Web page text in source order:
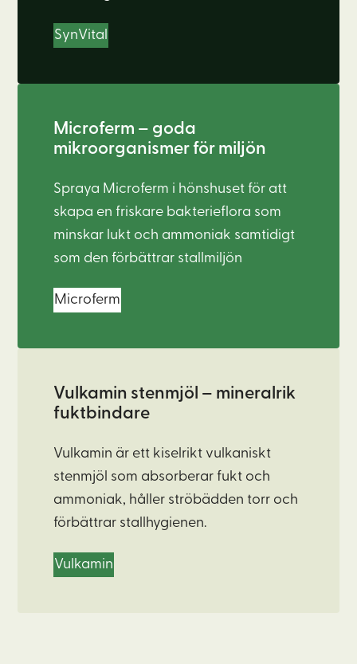
SynVital
Microferm – goda
mikroorganismer för miljön
Spraya Microferm i hönshuset för att
skapa en friskare bakterieflora som
minskar lukt och ammoniak samtidigt
som den förbättrar stallmiljön
Microferm
Vulkamin stenmjöl – mineralrik
fuktbindare
Vulkamin är ett kiselrikt vulkaniskt
stenmjöl som absorberar fukt och
ammoniak, håller ströbädden torr och
förbättrar stallhygienen.
Vulkamin